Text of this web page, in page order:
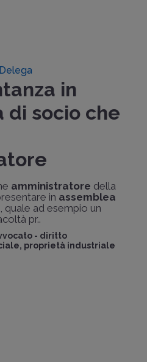
Delega
in
di socio che
amministratore della
in assemblea
ad esempio un
pr..
- diritto
proprietà industriale